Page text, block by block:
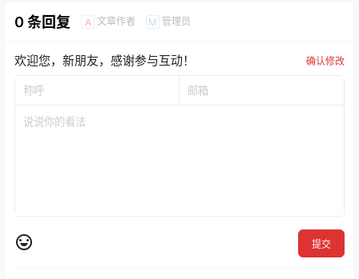
0 条回复 A 文章作者 M 管理员
欢迎您，新朋友，感谢参与互动！ 确认修改
提交